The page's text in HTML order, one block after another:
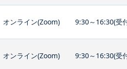
オンライン(Zoom) 9:30～16:30(受
オンライン(Zoom) 9:30～16:30(受